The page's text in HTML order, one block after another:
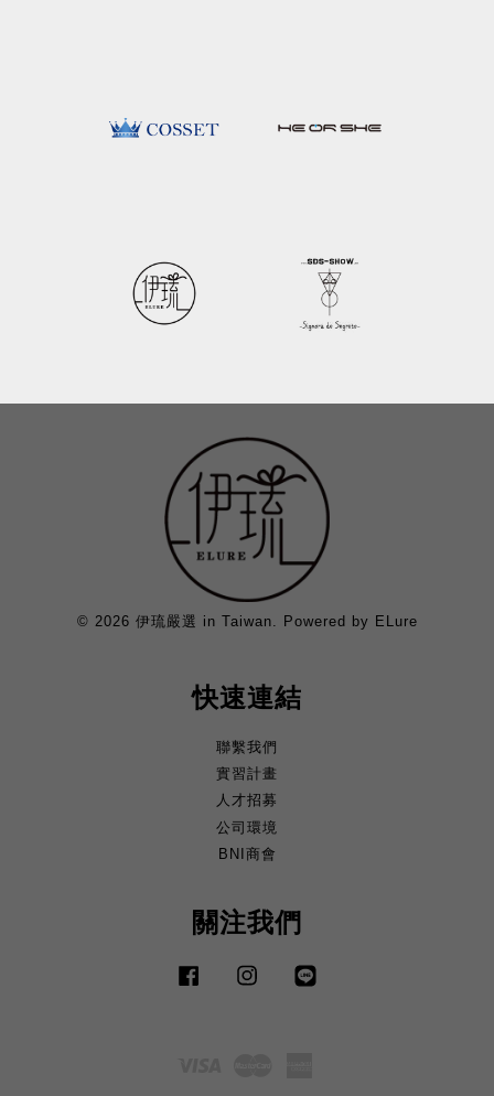
© 2026 伊琉嚴選 in Taiwan. Powered by ELure
快速連結
聯繫我們
實習計畫
人才招募
公司環境
BNI商會
關注我們
Facebook Instagram